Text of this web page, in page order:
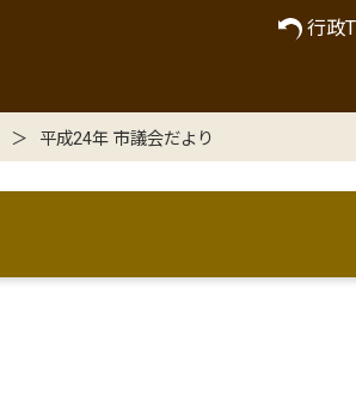
行政
平成24年 市議会だより